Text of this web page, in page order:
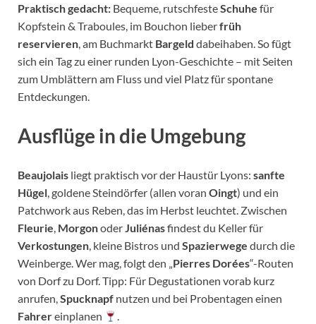
Praktisch gedacht: Bequeme, rutschfesteSchuhe für
Kopfstein & Traboules, im Bouchon lieberfrüh
reservieren , am Buchmarkt Bargeld dabeihaben. So fügt
sich ein Tag zu einer runden Lyon-Geschichte – mit Seiten
zum Umblättern am Fluss und viel Platz für spontane
Entdeckungen.
Ausflüge in die Umgebung
Beaujolais liegt praktisch vor der Haustür Lyons: sanfte
Hügel, goldene Stein­dörfer (allen voran Oingt) und ein
Patchwork aus Reben, das im Herbst leuchtet. Zwischen
Fleurie, MorgonoderJuliénasfindest du Keller für
Verkostungen, kleine Bistros und Spazierwege durch die
Weinberge. Wer mag, folgt den „Pierres Dorées“-Routen
von Dorf zu Dorf. Tipp: Für Degustationen vorab kurz
anrufen,Spucknapf nutzen und bei Probentagen einen
Fahrereinplanen .